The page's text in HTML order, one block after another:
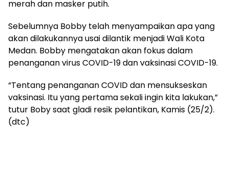
merah dan masker putih.
Sebelumnya Bobby telah menyampaikan apa yang
akan dilakukannya usai dilantik menjadi Wali Kota
Medan. Bobby mengatakan akan fokus dalam
penanganan virus COVID-19 dan vaksinasi COVID-19.
“Tentang penanganan COVID dan mensukseskan
vaksinasi. Itu yang pertama sekali ingin kita lakukan,”
tutur Boby saat gladi resik pelantikan, Kamis (25/2).
(dtc)